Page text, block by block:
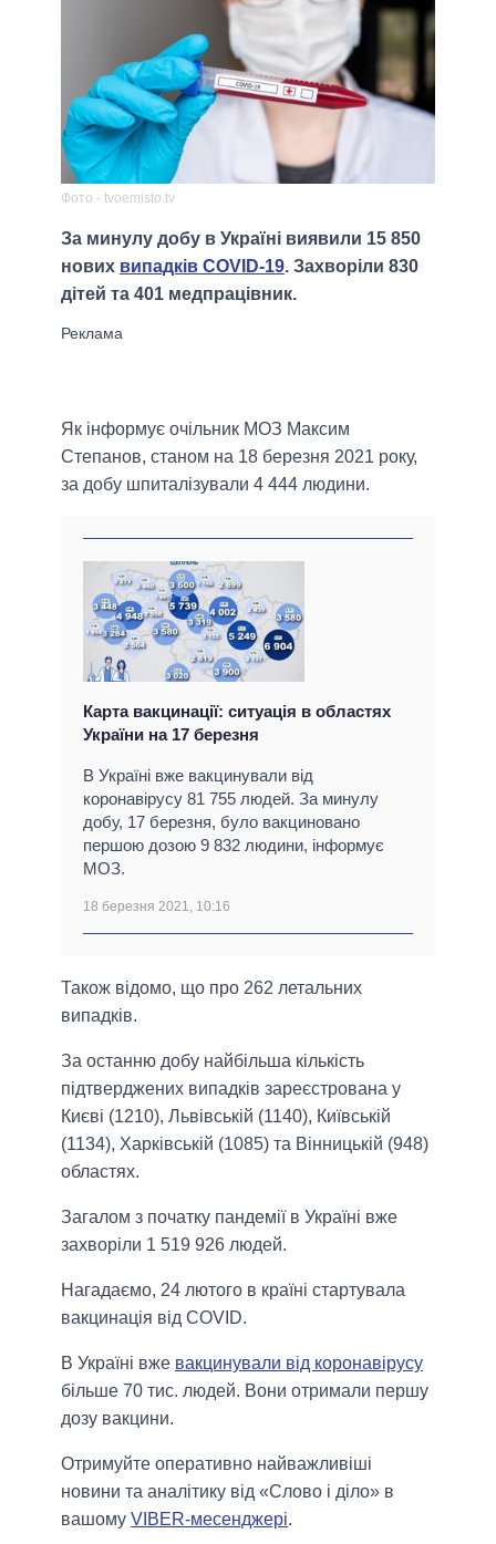
Фото - tvoemisto.tv
За минулу добу в Україні виявили 15 850
нових випадків COVID-19. Захворіли 830
дітей та 401 медпрацівник.
Як інформує очільник МОЗ Максим
Степанов, станом на 18 березня 2021 року,
за добу шпиталізували 4 444 людини.
Карта вакцинації: ситуація в областях
України на 17 березня
В Україні вже вакцинували від
коронавірусу 81 755 людей. За минулу
добу, 17 березня, було вакциновано
першою дозою 9 832 людини, інформує
МОЗ.
18 березня 2021, 10:16
Також відомо, що про 262 летальних
випадків.
За останню добу найбільша кількість
підтверджених випадків зареєстрована у
Києві (1210), Львівській (1140), Київській
(1134), Харківській (1085) та Вінницькій (948)
областях.
Загалом з початку пандемії в Україні вже
захворіли 1 519 926 людей.
Нагадаємо, 24 лютого в країні стартувала
вакцинація від COVID.
В Україні вже вакцинували від коронавірусу
більше 70 тис. людей. Вони отримали першу
дозу вакцини.
Отримуйте оперативно найважливіші
новини та аналітику від «Слово і діло» в
вашому VIBER-месенджері.